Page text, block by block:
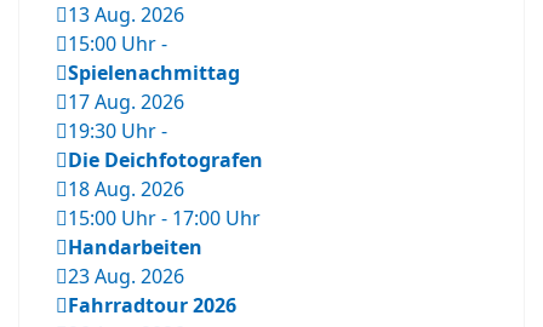
13 Aug. 2026
15:00 Uhr-
Spielenachmittag
17 Aug. 2026
19:30 Uhr-
Die Deichfotografen
18 Aug. 2026
15:00 Uhr- 17:00 Uhr
Handarbeiten
23 Aug. 2026
Fahrradtour 2026